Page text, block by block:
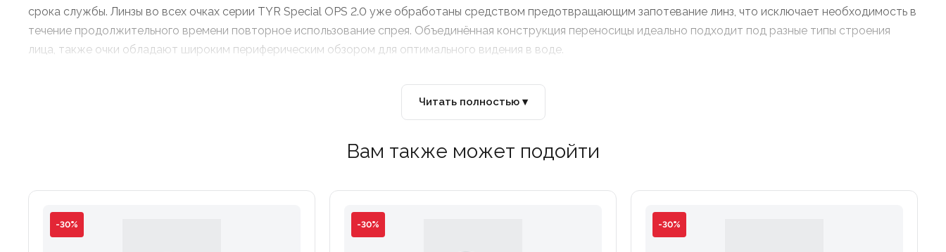
срока службы. Линзы во всех очках серии TYR Special OPS 2.0 уже обработаны средством предотвращающим запотевание линз, что исключает необходимость в
течение продолжительного времени повторное использование спрея. Объединённая конструкция переносицы идеально подходит под разные типы строения
лица, также очки обладают широким периферическим обзором для оптимального видения в воде.
Читать полностью ▾
Вам также может подойти
-30% -30% -30%